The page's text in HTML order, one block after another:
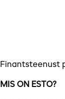
Finantsteenust
MIS ON ESTO?